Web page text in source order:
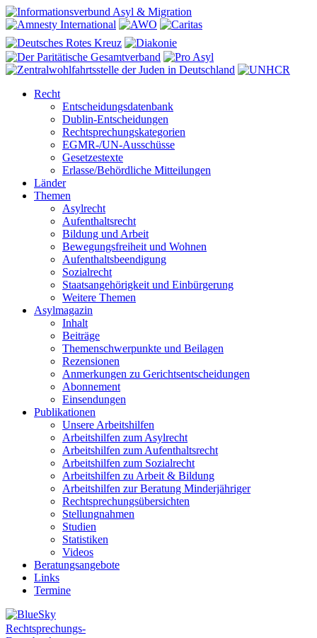
Recht
Entscheidungsdatenbank
Dublin-Entscheidungen
Rechtsprechungskategorien
EGMR-/UN-Ausschüsse
Gesetzestexte
Erlasse/Behördliche Mitteilungen
Länder
Themen
Asylrecht
Aufenthaltsrecht
Bildung und Arbeit
Bewegungsfreiheit und Wohnen
Aufenthaltsbeendigung
Sozialrecht
Staatsangehörigkeit und Einbürgerung
Weitere Themen
Asylmagazin
Inhalt
Beiträge
Themenschwerpunkte und Beilagen
Rezensionen
Anmerkungen zu Gerichtsentscheidungen
Abonnement
Einsendungen
Publikationen
Unsere Arbeitshilfen
Arbeitshilfen zum Asylrecht
Arbeitshilfen zum Aufenthaltsrecht
Arbeitshilfen zum Sozialrecht
Arbeitshilfen zu Arbeit & Bildung
Arbeitshilfen zur Beratung Minderjähriger
Rechtsprechungsübersichten
Stellungnahmen
Studien
Statistiken
Videos
Beratungsangebote
Links
Termine
Rechtsprechungs-